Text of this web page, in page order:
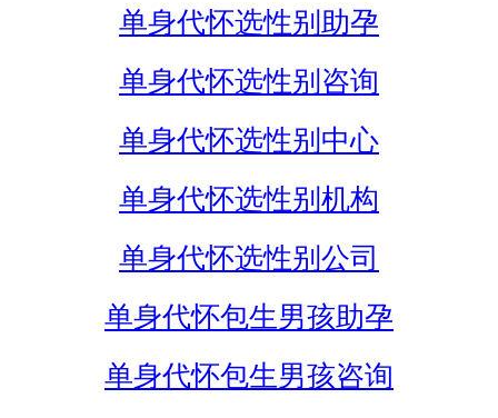
单身代怀选性别助孕
单身代怀选性别咨询
单身代怀选性别中心
单身代怀选性别机构
单身代怀选性别公司
单身代怀包生男孩助孕
单身代怀包生男孩咨询